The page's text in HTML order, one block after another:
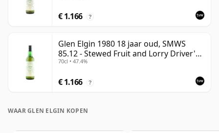
€ 1.166 ?
Glen Elgin 1980 18 jaar oud, SMWS
85.12 - Stewed Fruit and Lorry Driver's
Black Tea
70cl • 47.4%
€ 1.166 ?
WAAR GLEN ELGIN KOPEN